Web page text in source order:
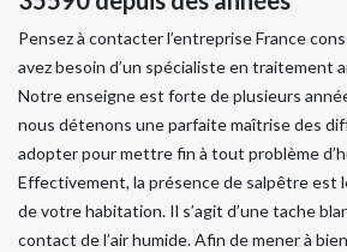
Pensez à contacter l’entreprise France
avez besoin d’un spécialiste en traitement
Notre enseigne est forte de plusieurs
nous détenons une parfaite maîtrise des
adopter pour mettre fin à tout problème
Effectivement, la présence de salpêtre est
de votre habitation. Il s’agit d’une tache
contact de l’air humide. Afin de mener à